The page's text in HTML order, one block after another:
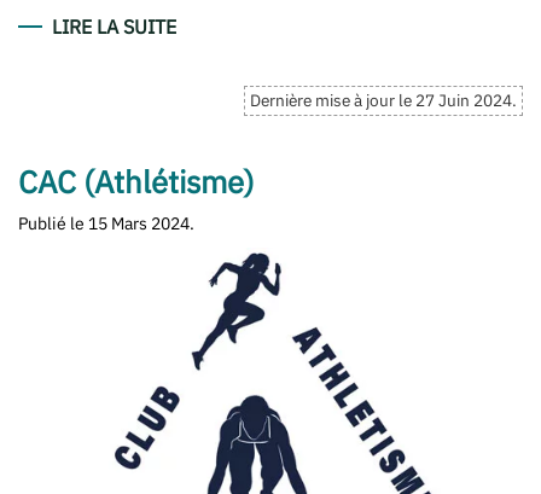
LIRE LA SUITE
Dernière mise à jour le 27 Juin 2024.
CAC (Athlétisme)
Publié le 15 Mars 2024.